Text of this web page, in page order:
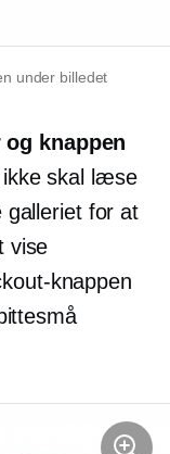
under billedet
knappen
ikke skal læse
galleriet for at
vise
knappen